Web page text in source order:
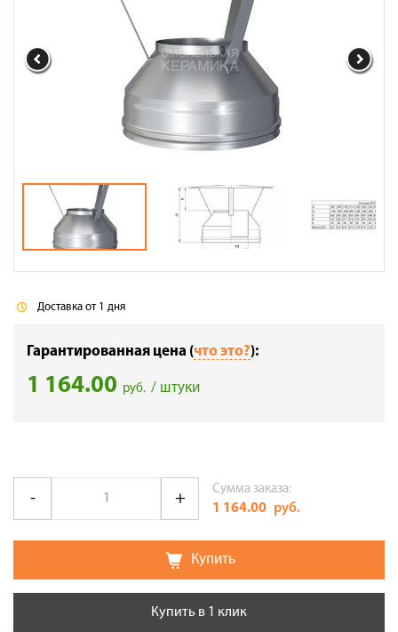
Галерея объектов
Доставка от 1 дня
Гарантированная цена (что это?):
1 164.00 руб. / штуки
Сумма заказа:
1 164.00 руб.
Купить
Купить в 1 клик